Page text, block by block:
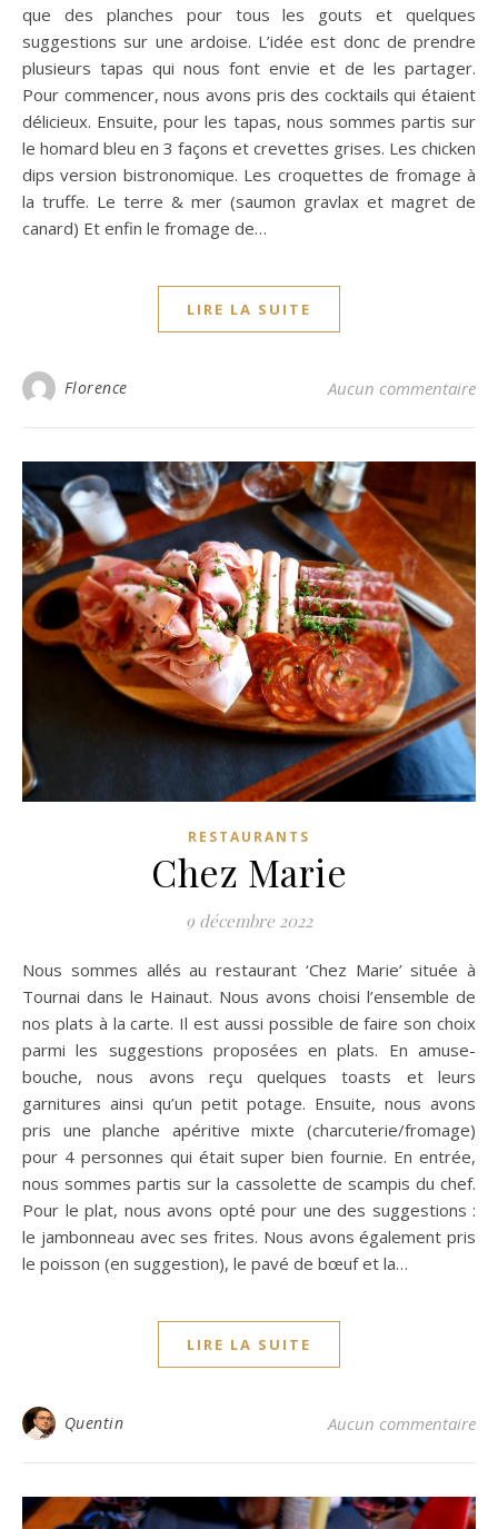
que des planches pour tous les gouts et quelques
suggestions sur une ardoise. L’idée est donc de prendre
plusieurs tapas qui nous font envie et de les partager.
Pour commencer, nous avons pris des cocktails qui étaient
délicieux. Ensuite, pour les tapas, nous sommes partis sur
le homard bleu en 3 façons et crevettes grises. Les chicken
dips version bistronomique. Les croquettes de fromage à
la truffe. Le terre & mer (saumon gravlax et magret de
canard) Et enfin le fromage de…
LIRE LA SUITE
Florence Aucun commentaire
RESTAURANTS
Chez Marie
9 décembre 2022
Nous sommes allés au restaurant ‘Chez Marie’ située à
Tournai dans le Hainaut. Nous avons choisi l’ensemble de
nos plats à la carte. Il est aussi possible de faire son choix
parmi les suggestions proposées en plats. En amuse-
bouche, nous avons reçu quelques toasts et leurs
garnitures ainsi qu’un petit potage. Ensuite, nous avons
pris une planche apéritive mixte (charcuterie/fromage)
pour 4 personnes qui était super bien fournie. En entrée,
nous sommes partis sur la cassolette de scampis du chef.
Pour le plat, nous avons opté pour une des suggestions :
le jambonneau avec ses frites. Nous avons également pris
le poisson (en suggestion), le pavé de bœuf et la…
LIRE LA SUITE
Quentin Aucun commentaire